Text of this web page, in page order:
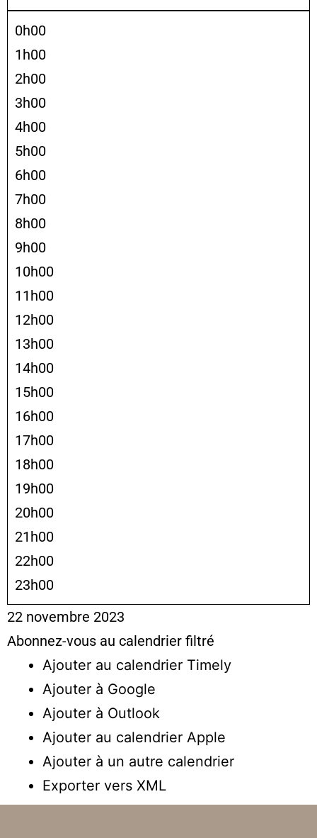
0h00
1h00
2h00
3h00
4h00
5h00
6h00
7h00
8h00
9h00
10h00
11h00
12h00
13h00
14h00
15h00
16h00
17h00
18h00
19h00
20h00
21h00
22h00
23h00
22 novembre 2023
Abonnez-vous au calendrier filtré
Ajouter au calendrier Timely
Ajouter à Google
Ajouter à Outlook
Ajouter au calendrier Apple
Ajouter à un autre calendrier
Exporter vers XML